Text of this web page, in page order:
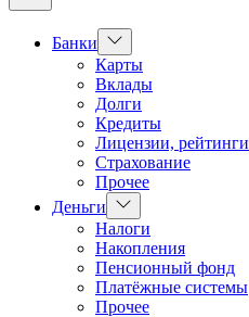
Банки
Показать
подменю
Карты
Вклады
Долги
Кредиты
Лицензии, рейтинги
Страхование
Прочее
Деньги
Показать
подменю
Налоги
Накопления
Пенсионный фонд
Платёжные системы
Прочее